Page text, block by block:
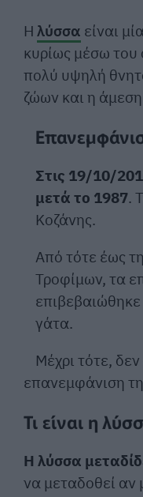
Η λύσσα είναι
κυρίως μέσω
πολύ υψηλή
ζώων και η
Στις 19/10/
μετά το 1987.
Κοζάνης.
Από τότε έως
Τροφίμων, τα
επιβεβαιώθηκε
γάτα.
Μέχρι τότε,
επανεμφάνιση
Τι είναι η
Η λύσσα
να μεταδοθεί αν